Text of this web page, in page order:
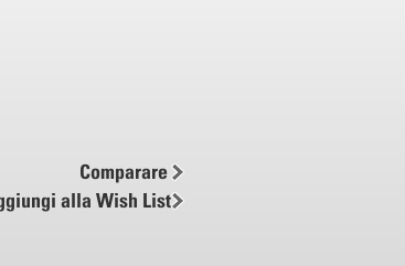
Comparare
alla Wish List